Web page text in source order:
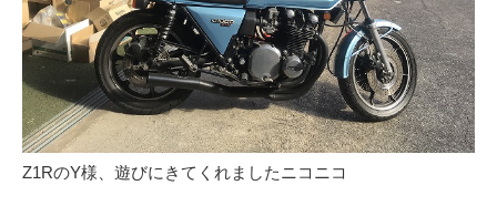
Z1RのY様、遊びにきてくれましたニコニコ